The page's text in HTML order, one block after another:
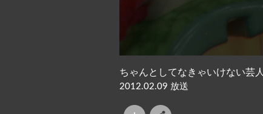
ちゃんとしてなきゃいけない芸人
2012.02.09 放送